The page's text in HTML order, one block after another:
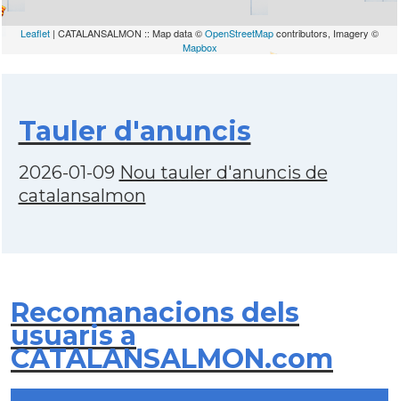
Leaflet | CATALANSALMON :: Map data ©OpenStreetMapcontributors, Imagery ©
Mapbox
Tauler d'anuncis
2026-01-09 Nou tauler d'anuncis de
catalansalmon
Recomanacions dels
usuaris a
CATALANSALMON.com